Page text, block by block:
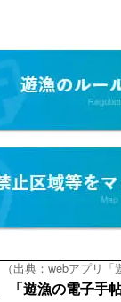
（出典：webアプリ
「遊漁の電子手